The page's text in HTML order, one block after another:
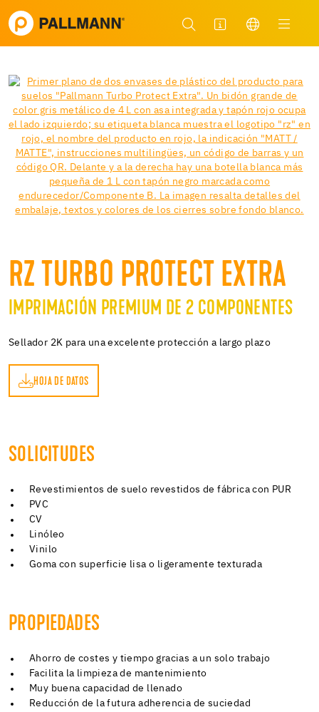
RZ TURBO PROTECT EXTRA
IMPRIMACIÓN PREMIUM DE 2 COMPONENTES
Sellador 2K para una excelente protección a largo plazo
HOJA DE DATOS
SOLICITUDES
Revestimientos de suelo revestidos de fábrica con PUR
PVC
CV
Linóleo
Vinilo
Goma con superficie lisa o ligeramente texturada
PROPIEDADES
Ahorro de costes y tiempo gracias a un solo trabajo
Facilita la limpieza de mantenimiento
Muy buena capacidad de llenado
Reducción de la futura adherencia de suciedad